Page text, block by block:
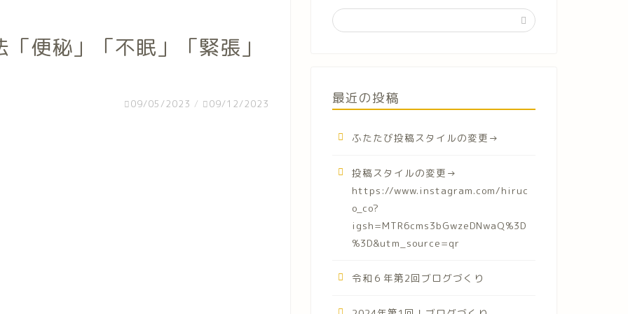
便秘」「不眠」「緊張」
09/05/2023 / 09/12/2023 最近の投稿
ふたたび投稿スタイルの変更→
投稿スタイルの変更→
https://www.instagram.com/hiruc
o_co?
igsh=MTR6cms3bGwzeDNwaQ%3D
%3D&utm_source=qr
令和６年第2回ブログづくり